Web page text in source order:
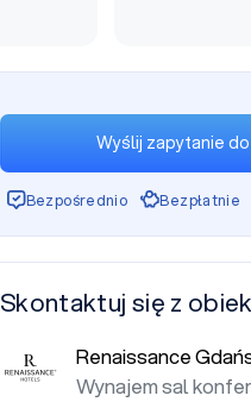
Wyślij zapytanie
Bezpośrednio Bezpłatnie
Skontaktuj się z
Renaissance
Wynajem sal